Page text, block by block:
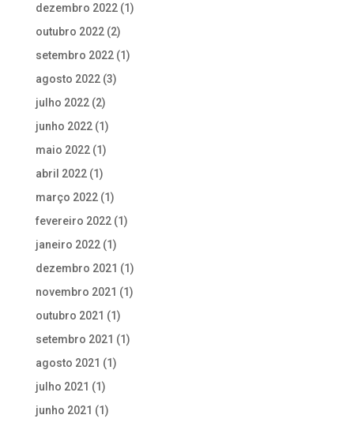
dezembro 2022(1)
outubro 2022(2)
setembro 2022(1)
agosto 2022(3)
julho 2022(2)
junho 2022(1)
maio 2022(1)
abril 2022(1)
março 2022(1)
fevereiro 2022(1)
janeiro 2022(1)
dezembro 2021 (1)
novembro 2021 (1)
outubro 2021 (1)
setembro 2021 (1)
agosto 2021 (1)
julho 2021 (1)
junho 2021 (1)